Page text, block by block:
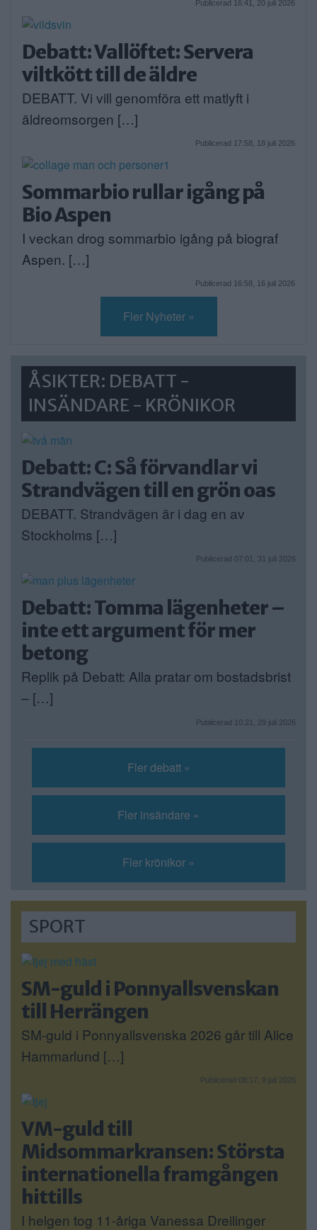
Publicerad 16:41, 20 juli 2026
Debatt: Vallöftet: Servera
viltkött till de äldre
DEBATT. Vi vill genomföra ett matlyft i
äldreomsorgen […]
Publicerad 17:58, 18 juli 2026
Sommarbio rullar igång på
Bio Aspen
I veckan drog sommarbio igång på biograf
Aspen. […]
Publicerad 16:58, 16 juli 2026
Fler Nyheter »
ÅSIKTER: DEBATT -
INSÄNDARE - KRÖNIKOR
Debatt: C: Så förvandlar vi
Strandvägen till en grön oas
DEBATT. Strandvägen är i dag en av
Stockholms […]
Publicerad 07:01, 31 juli 2026
Debatt: Tomma lägenheter –
inte ett argument för mer
betong
Replik på Debatt: Alla pratar om bostadsbrist
– […]
Publicerad 10:21, 29 juli 2026
Fler debatt »
Fler insändare »
Fler krönikor »
SPORT
SM-guld i Ponnyallsvenskan
till Herrängen
SM-guld i Ponnyallsvenska 2026 går till Alice
Hammarlund […]
Publicerad 08:17, 9 juli 2026
VM-guld till
Midsommarkransen: Största
internationella framgången
hittills
I helgen tog 11-åriga Vanessa Dreilinger